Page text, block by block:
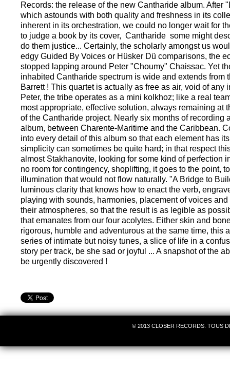
Records: the release of the new Cantharide album. After
which astounds with both quality and freshness in its
inherent in its orchestration, we could no longer wait for
to judge a book by its cover, Cantharide some might
do them justice... Certainly, the scholarly amongst us
edgy Guided By Voices or Hüsker Dü comparisons, the
stopped lapping around Peter "Choumy" Chaissac. Yet
inhabited Cantharide spectrum is wide and extends from
Barrett ! This quartet is actually as free as air, void of any
Peter, the tribe operates as a mini kolkhoz; like a real
most appropriate, effective solution, always remaining at
of the Cantharide project. Nearly six months of recording
album, between Charente-Maritime and the Caribbean.
into every detail of this album so that each element has
simplicity can sometimes be quite hard; in that respect
almost Stakhanovite, looking for some kind of perfection
no room for contingency, shoplifting, it goes to the point,
illumination that would not flow naturally. "A Bridge to
luminous clarity that knows how to enact the verb,
playing with sounds, harmonies, placement of voices
their atmospheres, so that the result is as legible as
that emanates from our four acolytes. Either skin and
rigorous, humble and adventurous at the same time, this
series of intimate but noisy tunes, a slice of life in a
story per track, be she sad or joyful ... A snapshot of the
be urgently discovered !
© 2013 CLOSER RECORDS. TOUS